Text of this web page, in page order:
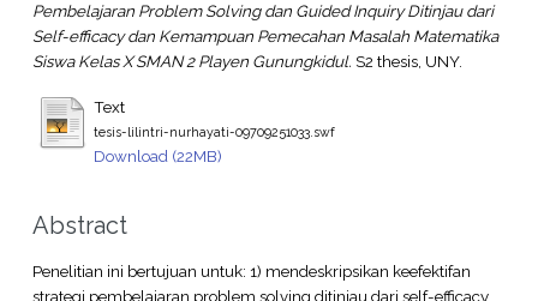
Pembelajaran Problem Solving dan Guided Inquiry Ditinjau dari
Self-efficacy dan Kemampuan Pemecahan Masalah Matematika
Siswa Kelas X SMAN 2 Playen Gunungkidul. S2 thesis, UNY.
Text
tesis-lilintri-nurhayati-09709251033.swf
Download (22MB)
Abstract
Penelitian ini bertujuan untuk: 1) mendeskripsikan keefektifan
strategi pembelajaran problem solving ditinjau dari self-efficacy